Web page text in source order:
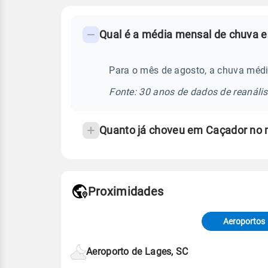
frequentes
temperatura
Qual é a média mensal de chuva
Para o mês de agosto, a chuva
Fonte: 30 anos de dados de
Quanto já choveu em Caçador
de Tempo e Estudos Climáticos
Proximidades
Aeroportos
Aeroporto de Lages, SC